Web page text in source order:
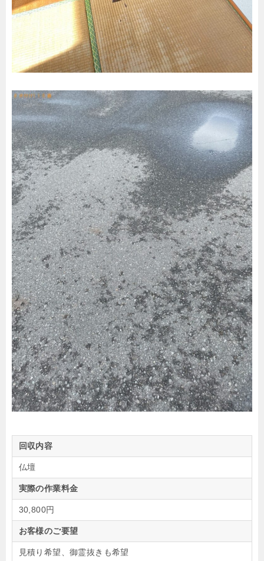
回収内容
仏壇
実際の作業料金
30,800円
お客様のご要望
見積り希望、御霊抜きも希望